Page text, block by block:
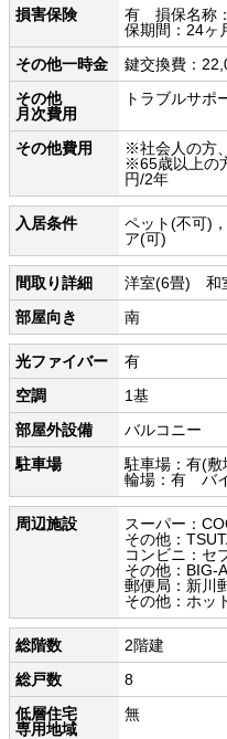
損害保険
有 損保名称
保期間：24
その他一時金
鍵交換費：
その他
月次費用
トラブルサポ
その他費用
※社会人の方
※65歳以上の
円/2年
入居条件
ペット(不可)
ア(可)
間取り詳細
洋室(6畳) 和
部屋向き
南
光ファイバー
有
空調
1基
部屋外設備
バルコニー
駐車場
駐車場：有(
輪場：有 バ
周辺施設
スーパー：
その他：
コンビニ：
その他：
郵便局：新
その他：ホ
総階数
2階建
総戸数
8
低層住宅
専用地域
無